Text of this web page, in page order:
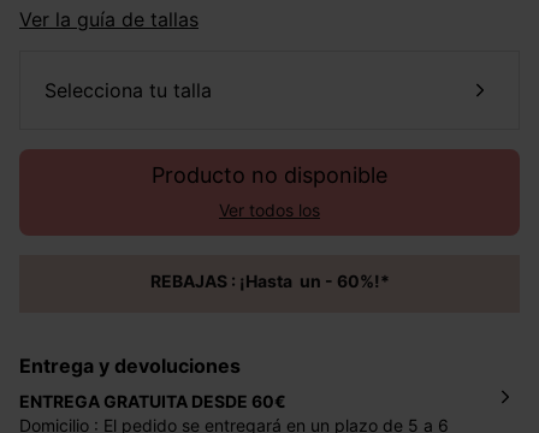
Ver la guía de tallas
selecciona tu talla
Producto no disponible
Ver todos los
REBAJAS : ¡Hasta un - 60%!*
Entrega y devoluciones
ENTREGA GRATUITA DESDE 60€
Domicilio : El pedido se entregará en un plazo de 5 a 6